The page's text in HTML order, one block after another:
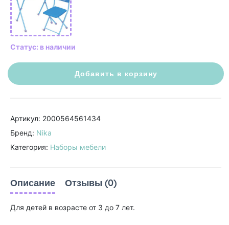
Статус: в наличии
Добавить в корзину
Артикул: 2000564561434
Бренд: Nika
Категория: Наборы мебели
Описание Отзывы (0)
Для детей в возрасте от 3 до 7 лет.